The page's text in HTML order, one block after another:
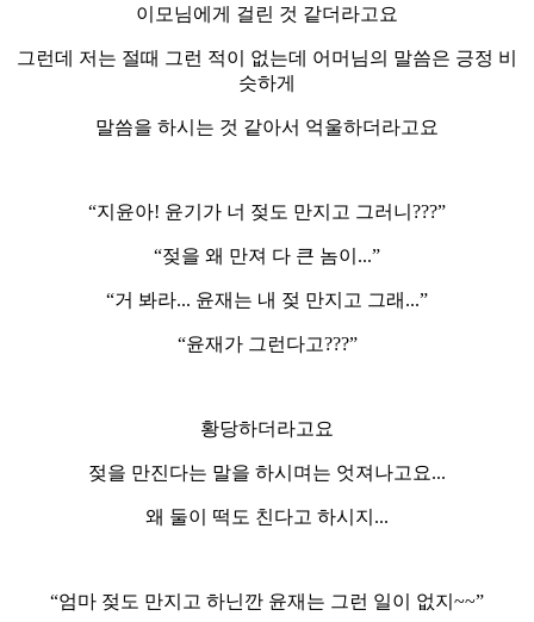
이모님에게 걸린 것 같더라고요
그런데 저는 절때 그런 적이 없는데 어머님의 말씀은 긍정 비
슷하게
말씀을 하시는 것 같아서 억울하더라고요
“지윤아! 윤기가 너 젖도 만지고 그러니???”
“젖을 왜 만져 다 큰 놈이...”
“거 봐라... 윤재는 내 젖 만지고 그래...”
“윤재가 그런다고???”
황당하더라고요
젖을 만진다는 말을 하시며는 엇져나고요...
왜 둘이 떡도 친다고 하시지...
“엄마 젖도 만지고 하닌깐 윤재는 그런 일이 없지~~”